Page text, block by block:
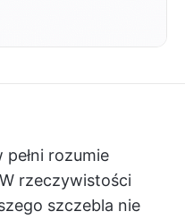
pełni rozumie
rzeczywistości
szczebla nie